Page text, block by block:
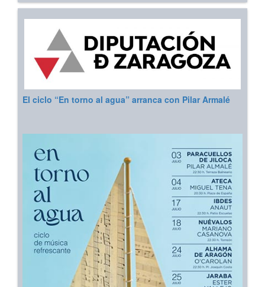
El ciclo “En torno al agua” arranca con Pilar Armalé